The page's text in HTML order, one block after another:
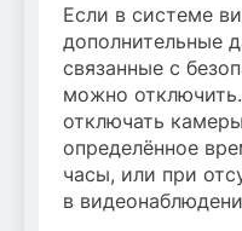
Если в системе
дополнительные
связанные с
можно
отключать
определённое
часы, или при
в